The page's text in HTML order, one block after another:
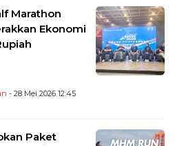
Marathon
Ekonomi
- 28 Mei 2026 12:45
Paket